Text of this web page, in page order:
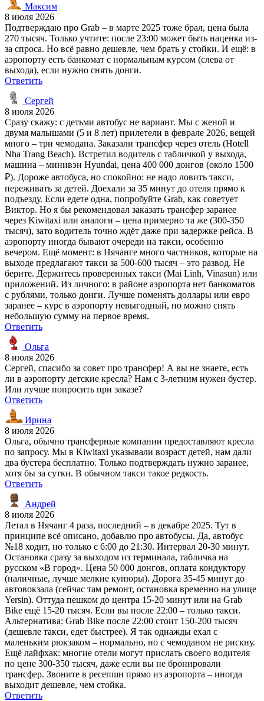
Максим
8 июля 2026
Подтверждаю про Grab – в марте 2025 тоже брал, цена была
270 тысяч. Только учтите: после 23:00 может быть наценка из-
за спроса. Но всё равно дешевле, чем брать у стойки. И ещё: в
аэропорту есть банкомат с нормальным курсом (слева от
выхода), если нужно снять донги.
Ответить
Сергей
8 июля 2026
Сразу скажу: с детьми автобус не вариант. Мы с женой и
двумя малышами (5 и 8 лет) прилетели в феврале 2026, вещей
много – три чемодана. Заказали трансфер через отель (Hotell
Nha Trang Beach). Встретил водитель с табличкой у выхода,
машина – минивэн Hyundai, цена 400 000 донгов (около 1500
₽). Дороже автобуса, но спокойно: не надо ловить такси,
переживать за детей. Доехали за 35 минут до отеля прямо к
подъезду. Если едете одна, попробуйте Grab, как советует
Виктор. Но я бы рекомендовал заказать трансфер заранее
через Kiwitaxi или аналоги – цена примерно та же (300-350
тысяч), зато водитель точно ждёт даже при задержке рейса. В
аэропорту иногда бывают очереди на такси, особенно
вечером. Ещё момент: в Нячанге много частников, которые на
выходе предлагают такси за 500-600 тысяч – это развод. Не
берите. Держитесь проверенных такси (Mai Linh, Vinasun) или
приложений. Из личного: в районе аэропорта нет банкоматов
с рублями, только донги. Лучше поменять доллары или евро
заранее – курс в аэропорту невыгодный, но можно снять
небольшую сумму на первое время.
Ответить
Ольга
8 июля 2026
Сергей, спасибо за совет про трансфер! А вы не знаете, есть
ли в аэропорту детские кресла? Нам с 3-летним нужен бустер.
Или лучше попросить при заказе?
Ответить
Ирина
8 июля 2026
Ольга, обычно трансферные компании предоставляют кресла
по запросу. Мы в Kiwitaxi указывали возраст детей, нам дали
два бустера бесплатно. Только подтверждать нужно заранее,
хотя бы за сутки. В обычном такси такое редкость.
Ответить
Андрей
8 июля 2026
Летал в Нячанг 4 раза, последний – в декабре 2025. Тут в
принципе всё описано, добавлю про автобусы. Да, автобус
№18 ходит, но только с 6:00 до 21:30. Интервал 20-30 минут.
Остановка сразу за выходом из терминала, табличка на
русском «В город». Цена 50 000 донгов, оплата кондуктору
(наличные, лучше мелкие купюры). Дорога 35-45 минут до
автовокзала (сейчас там ремонт, остановка временно на улице
Yersin). Оттуда пешком до центра 15-20 минут или на Grab
Bike ещё 15-20 тысяч. Если вы после 22:00 – только такси.
Альтернатива: Grab Bike после 22:00 стоит 150-200 тысяч
(дешевле такси, едет быстрее). Я так однажды ехал с
маленьким рюкзаком – нормально, но с чемоданом не рискну.
Ещё лайфхак: многие отели могут прислать своего водителя
по цене 300-350 тысяч, даже если вы не бронировали
трансфер. Звоните в ресепшн прямо из аэропорта – иногда
выходит дешевле, чем стойка.
Ответить